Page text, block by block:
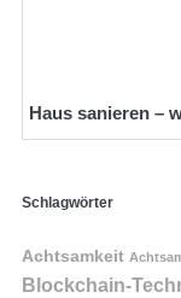
Haus sanieren –
Schlagwörter
Achtsamkeit
Blockchain-